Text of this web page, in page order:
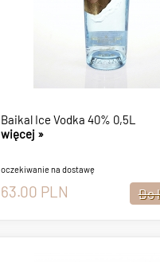
Baikal Ice Vodka 40% 0,5L
więcej »
oczekiwanie na dostawę
63.00 PLN